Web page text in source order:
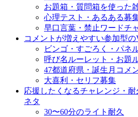
お題箱・質問箱を使った
心理テスト・あるある募
早口言葉・禁止ワードチ
コメントが増えやすい参加型
ビンゴ・すごろく・パネ
呼び名ルーレット・お題
47都道府県・誕生月コメ
大喜利・セリフ募集
応援したくなるチャレンジ・
ネタ
30〜60分のライト耐久